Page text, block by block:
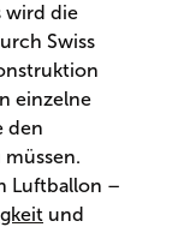
wird die
Swiss
einzelne
den
Luftballon –
und